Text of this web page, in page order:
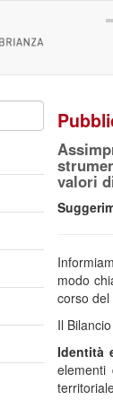
valori
modo
corso
Il
Identità
elementi